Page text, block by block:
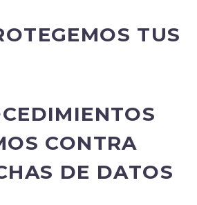
TUS
CONTRA
DE DATOS